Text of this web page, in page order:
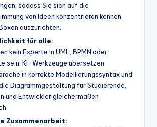
sodass Sie sich auf die
von Ideen konzentrieren können,
auszurichten.
für alle:
kein Experte in UML, BPMN oder
sein. KI-Werkzeuge übersetzen
in korrekte Modellierungssyntax und
Diagrammgestaltung für Studierende,
und Entwickler gleichermaßen
Zusammenarbeit: